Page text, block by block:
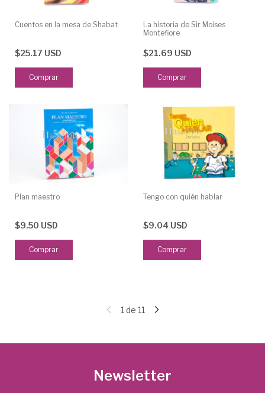
Cuentos en la mesa de Shabat
$25.17 USD
Comprar
La historia de Sir Moises
Montefiore
$21.69 USD
Plan maestro
$9.50 USD
Tengo con quién hablar
$9.04 USD
1 de 11
Newsletter